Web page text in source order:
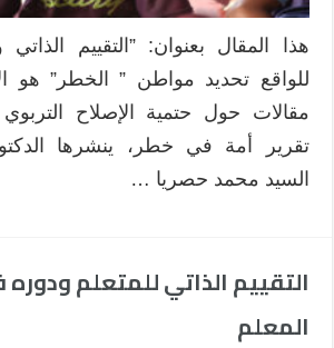
هذا المقال بعنوان: ”التقييم
للواقع تحديد مواطن ” الخطر” هو
مقالات حول حتمية الإصلاح
تقرير أمة في خطر، ينشرها
السيد محمد حصريا …
التقييم الذاتي للمتعلم
المعلم